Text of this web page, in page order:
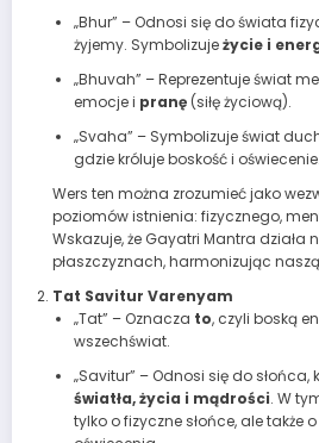
„Bhur” – Odnosi się do świata
żyjemy. Symbolizujeżycie i
„Bhuvah” – Reprezentuje świat
emocje i pranę(siłę życiową).
„Svaha” – Symbolizuje świat
gdzie króluje boskość i oświecenie.
Wers ten można zrozumieć jako
poziomów istnienia: fizycznego,
Wskazuje, że Gayatri Mantra działa
płaszczyznach, harmonizując
Tat Savitur Varenyam
„Tat” – Oznacza to, czyli boską
wszechświat.
„Savitur” – Odnosi się do
światła, życia i mądrości. W
tylko o fizyczne słońce, ale także